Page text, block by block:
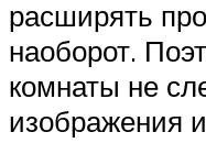
расширять
наоборот.
комнаты не
изображения